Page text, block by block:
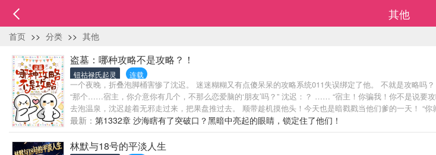
其他
首页 >> 分类 >> 其他
盗墓：哪种攻略不是攻略？！
钮祜禄氏起灵 连载
一个夜晚，折叠泡脚桶害惨了沈迟。 迷迷糊糊又有点傻呆呆的攻略系统011失误绑定了他。 不就是攻略吗
“那个……宿主，你介意你有几个，不那么恋爱脑的‘朋友’吗？” 沈迟：？ …… “宿主！你骗我！你不是说要
去泡温泉，沈迟趁着无邪走过来，把果盘推过去。 顺带趁机摸他头！今天也是暗戳戳当他们爹的一天！ “
驳。 蒜鸟蒜鸟，干脆改个名字吧。 它以后就叫宇宙第一兄弟情系统！ 只是到了最后…… “啊哈哈……，大
迟：“……”
最新： 第1332章 沙海瞎有了突破口？黑暗中亮起的眼睛，锁定住了他们！
林默与18号的平淡人生